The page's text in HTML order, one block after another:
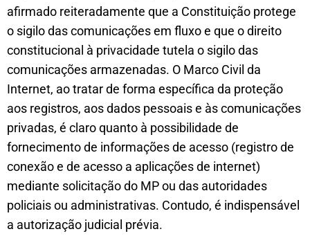
afirmado reiteradamente que a Constituição protege
o sigilo das comunicações em fluxo e que o direito
constitucional à privacidade tutela o sigilo das
comunicações armazenadas. O Marco Civil da
Internet, ao tratar de forma específica da proteção
aos registros, aos dados pessoais e às comunicações
privadas, é claro quanto à possibilidade de
fornecimento de informações de acesso (registro de
conexão e de acesso a aplicações de internet)
mediante solicitação do MP ou das autoridades
policiais ou administrativas. Contudo, é indispensável
a autorização judicial prévia.